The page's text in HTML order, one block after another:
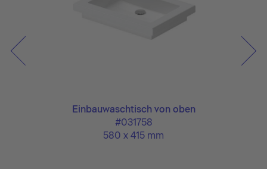
Einbauwaschtisch von oben
#031758
580 x 415 mm